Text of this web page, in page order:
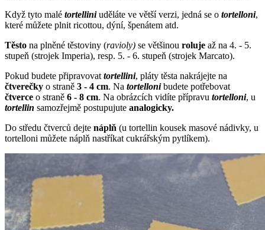
Když tyto malé tortelliniuděláte ve větší verzi, jedná se o tortelloni,
které můžete plnit ricottou, dýní, špenátem atd.
Těsto na plněné těstoviny (ravioly) se většinou roluje až na 4. - 5.
stupeň (strojek Imperia), resp. 5. - 6. stupeň (strojek Marcato).
Pokud budete připravovat tortellini, pláty těsta nakrájejte na
čtverečky o straně 3 - 4 cm. Na tortellonibudete potřebovat
čtverce o straně 6 - 8 cm. Na obrázcích vidíte přípravu tortelloni, u
tortellin samozřejmě postupujute analogicky.
Do středu čtverců dejte náplň (u tortellin kousek masové nádivky, u
tortelloni můžete náplň nastříkat cukrářským pytlíkem).